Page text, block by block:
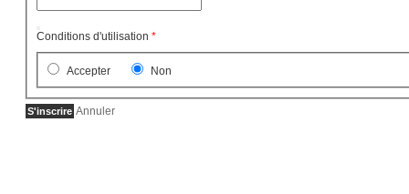
Conditions d'utilisation *
Accepter Non
S'inscrire Annuler